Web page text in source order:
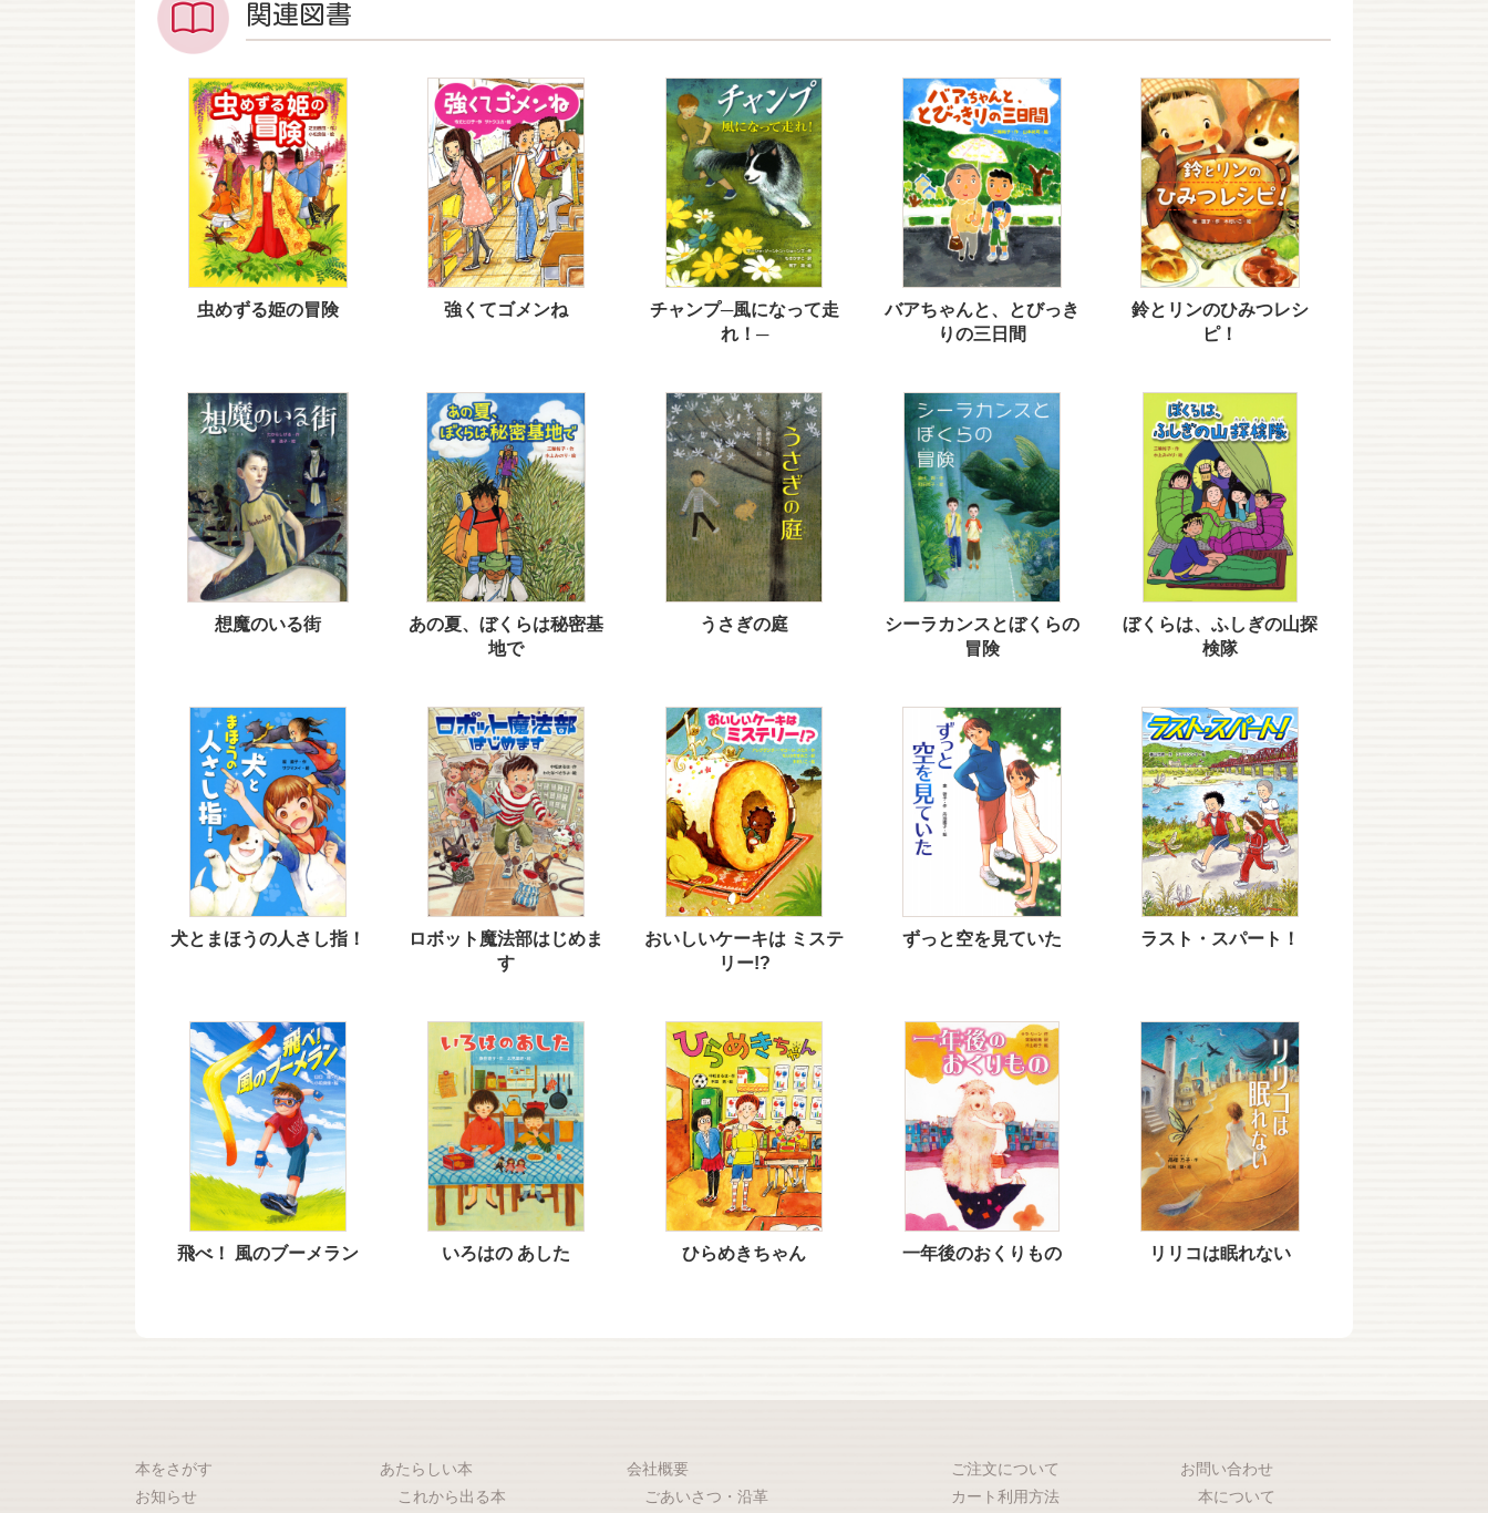
関連図書
虫めずる姫の冒険 強くてゴメンね
チャンプ─風になって走
れ！─
バアちゃんと、とびっき
りの三日間
鈴とリンのひみつレシ
ピ！
想魔のいる街
あの夏、ぼくらは秘密基
地で
うさぎの庭
シーラカンスとぼくらの
冒険
ぼくらは、ふしぎの山探
検隊
犬とまほうの人さし指！
ロボット魔法部はじめま
す
おいしいケーキは ミステ
リー!?
ずっと空を見ていた ラスト・スパート！
飛べ！ 風のブーメラン いろはの あした ひらめきちゃん 一年後のおくりもの リリコは眠れない
本をさがす
お知らせ
あたらしい本
これから出る本
会社概要
ごあいさつ・沿革
ご注文について
カート利用方法
お問い合わせ
本について